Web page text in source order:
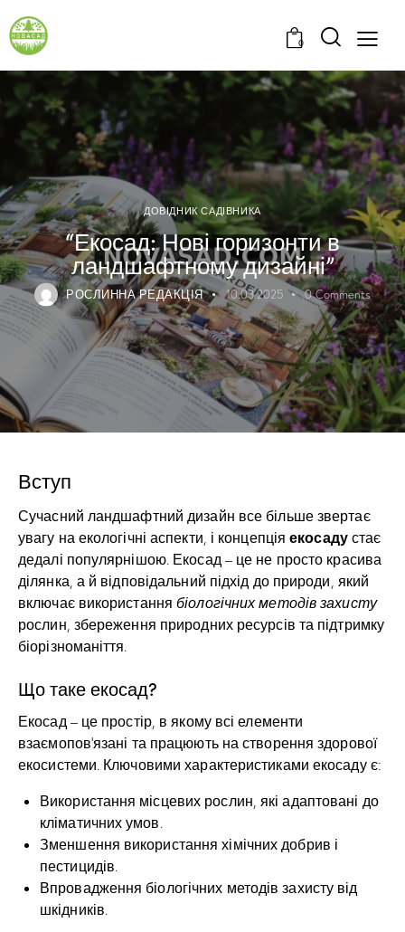
0
ДОВІДНИК САДІВНИКА
“Екосад: Нові горизонти в
ландшафтному дизайні”
РОСЛИННА РЕДАКЦІЯ 10.03.2025 0 Comments
Вступ
Сучасний ландшафтний дизайн все більше звертає
увагу на екологічні аспекти, і концепціяекосадустає
дедалі популярнішою. Екосад – це не просто красива
ділянка, а й відповідальний підхід до природи, який
включає використаннябіологічних методів захисту
рослин, збереження природних ресурсів та підтримку
біорізноманіття.
Що таке екосад?
Екосад – це простір, в якому всі елементи
взаємопов’язані та працюють на створення здорової
екосистеми. Ключовими характеристиками екосаду є:
Використання місцевих рослин, які адаптовані до
кліматичних умов.
Зменшення використання хімічних добрив і
пестицидів.
Впровадження біологічних методів захисту від
шкідників.